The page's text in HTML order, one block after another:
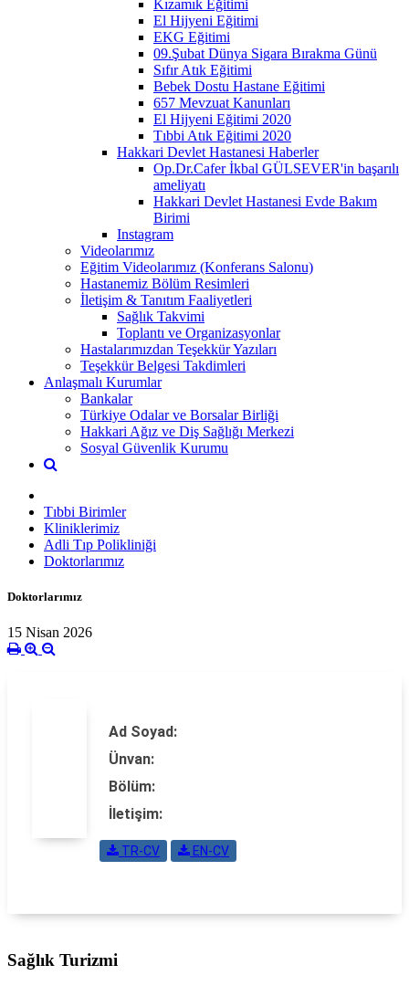
Kızamık Eğitimi
El Hijyeni Eğitimi
EKG Eğitimi
09.Şubat Dünya Sigara Bırakma Günü
Sıfır Atık Eğitimi
Bebek Dostu Hastane Eğitimi
657 Mevzuat Kanunları
El Hijyeni Eğitimi 2020
Tıbbi Atık Eğitimi 2020
Hakkari Devlet Hastanesi Haberler
Op.Dr.Cafer İkbal GÜLSEVER'in başarılı
ameliyatı
Hakkari Devlet Hastanesi Evde Bakım
Birimi
Instagram
Videolarımız
Eğitim Videolarımız (Konferans Salonu)
Hastanemiz Bölüm Resimleri
İletişim & Tanıtım Faaliyetleri
Sağlık Takvimi
Toplantı ve Organizasyonlar
Hastalarımızdan Teşekkür Yazıları
Teşekkür Belgesi Takdimleri
Anlaşmalı Kurumlar
Bankalar
Türkiye Odalar ve Borsalar Birliği
Hakkari Ağız ve Diş Sağlığı Merkezi
Sosyal Güvenlik Kurumu
Tıbbi Birimler
Kliniklerimiz
Adli Tıp Polikliniği
Doktorlarımız
Doktorlarımız
15 Nisan 2026
Ad Soyad:
Ünvan:
Bölüm:
İletişim:
TR-CV EN-CV
Sağlık Turizmi